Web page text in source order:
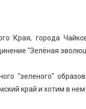
Края, города
"Зелёная
"зеленого"
край и хотим в нем